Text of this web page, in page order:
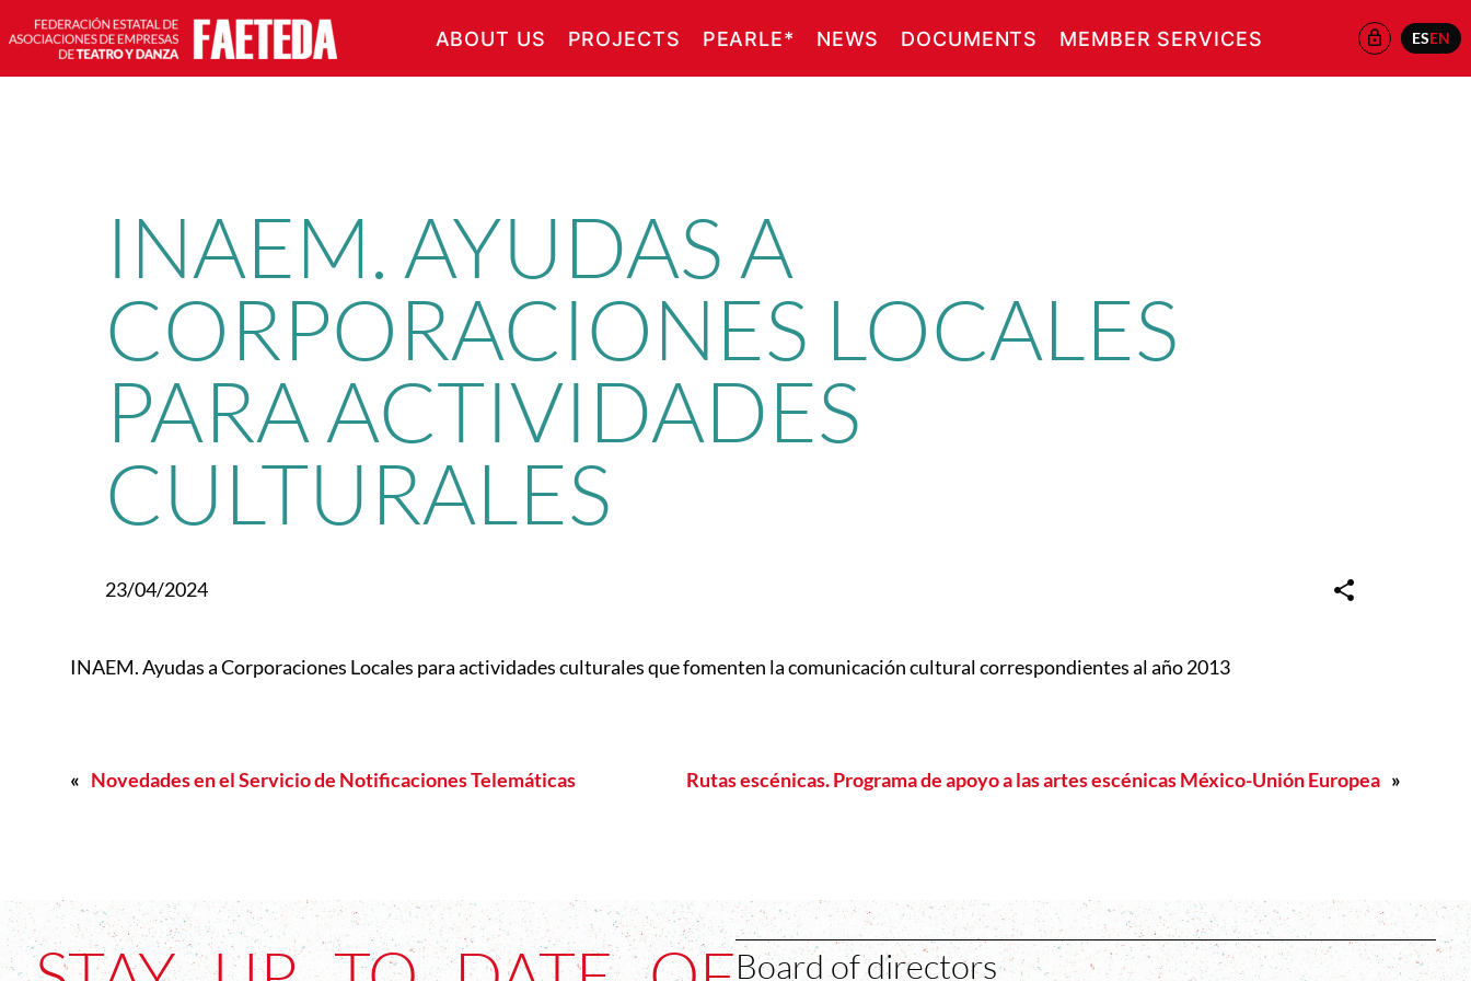
ABOUT US PROJECTS PEARLE* NEWS DOCUMENTS MEMBER SERVICES ESEN
INAEM. AYUDAS A
CORPORACIONES LOCALES
PARA ACTIVIDADES
CULTURALES
23/04/2024
INAEM. Ayudas a Corporaciones Locales para actividades culturales que fomenten la comunicación cultural correspondientes al año 2013
« Novedades en el Servicio de Notificaciones Telemáticas Rutas escénicas. Programa de apoyo a las artes escénicas México-Unión Europea »
Board of directors